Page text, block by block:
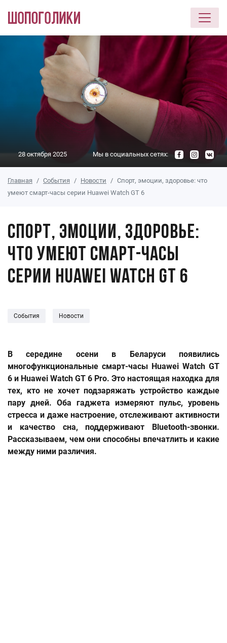
Перейти к основному содержанию
28 октября 2025 Мы в социальных сетях:
Главная События Новости
Спорт, эмоции, здоровье: что
умеют смарт-часы серии Huawei Watch GT 6
Спорт, эмоции, здоровье:
что умеют смарт-часы
серии Huawei Watch GT 6
События Новости
В середине осени в Беларуси появились
многофункциональные смарт-часы Huawei Watch GT
6 и Huawei Watch GT 6 Pro. Это настоящая находка для
тех, кто не хочетподзаряжать устройство каждые
пару дней. Оба гаджета измеряют пульс, уровень
стресса и даже настроение, отслеживают активности
и качество сна, поддерживают Bluetooth-звонки.
Рассказываем, чем они способны впечатлить и какие
между ними различия.